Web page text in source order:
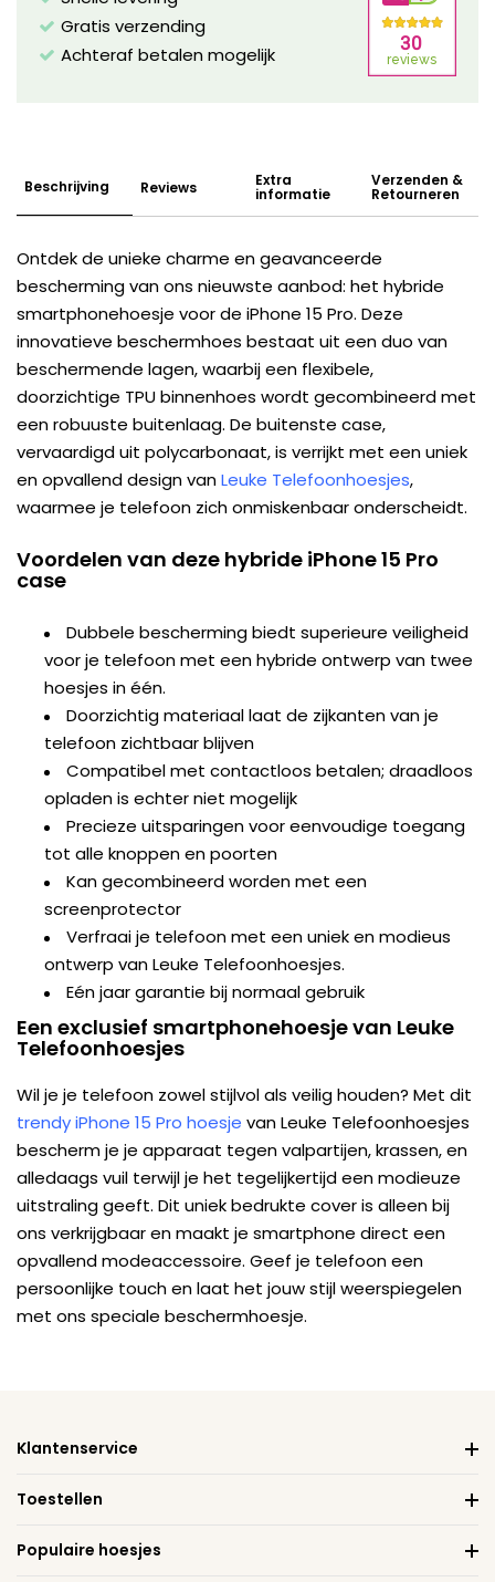
Gratis verzending
Achteraf betalen mogelijk
Beschrijving Reviews Extra
informatie
Verzenden &
Retourneren
Ontdek de unieke charme en geavanceerde
bescherming van ons nieuwste aanbod: het hybride
smartphonehoesje voor de iPhone 15 Pro. Deze
innovatieve beschermhoes bestaat uit een duo van
beschermende lagen, waarbij een flexibele,
doorzichtige TPU binnenhoes wordt gecombineerd met
een robuuste buitenlaag. De buitenste case,
vervaardigd uit polycarbonaat, is verrijkt met een uniek
en opvallend design vanLeuke Telefoonhoesjes,
waarmee je telefoon zich onmiskenbaar onderscheidt.
Voordelen van deze hybride iPhone 15 Pro
case
Dubbele bescherming biedt superieure veiligheid
voor je telefoon met een hybride ontwerp van twee
hoesjes in één.
Doorzichtig materiaal laat de zijkanten van je
telefoon zichtbaar blijven
Compatibel met contactloos betalen; draadloos
opladen is echter niet mogelijk
Precieze uitsparingen voor eenvoudige toegang
tot alle knoppen en poorten
Kan gecombineerd worden met een
screenprotector
Verfraai je telefoon met een uniek en modieus
ontwerp van Leuke Telefoonhoesjes.
Eén jaar garantie bij normaal gebruik
Een exclusief smartphonehoesje van Leuke
Telefoonhoesjes
Wil je je telefoon zowel stijlvol als veilig houden? Met dit
trendy iPhone 15 Pro hoesje van Leuke Telefoonhoesjes
bescherm je je apparaat tegen valpartijen, krassen, en
alledaags vuil terwijl je het tegelijkertijd een modieuze
uitstraling geeft. Dit uniek bedrukte cover is alleen bij
ons verkrijgbaar en maakt je smartphone direct een
opvallend modeaccessoire. Geef je telefoon een
persoonlijke touch en laat het jouw stijl weerspiegelen
met ons speciale beschermhoesje.
Klantenservice
Toestellen
Populaire hoesjes